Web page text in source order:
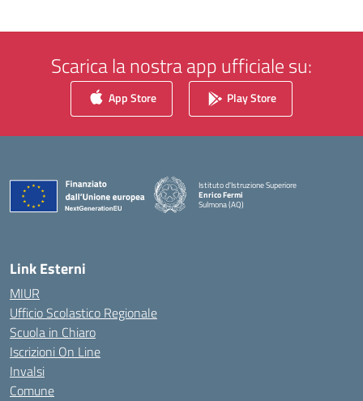
Scarica la nostra app ufficiale su:
App Store Play Store
Istituto d'Istruzione Superiore
Enrico Fermi
Sulmona (AQ)
— Visita la pagina iniziale della scuola
Link Esterni
MIUR
Ufficio Scolastico Regionale
Scuola in Chiaro
Iscrizioni On Line
Invalsi
Comune